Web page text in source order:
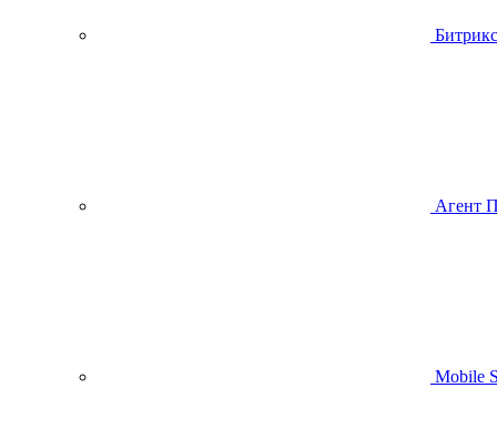
Битрикс
Агент
Mobile